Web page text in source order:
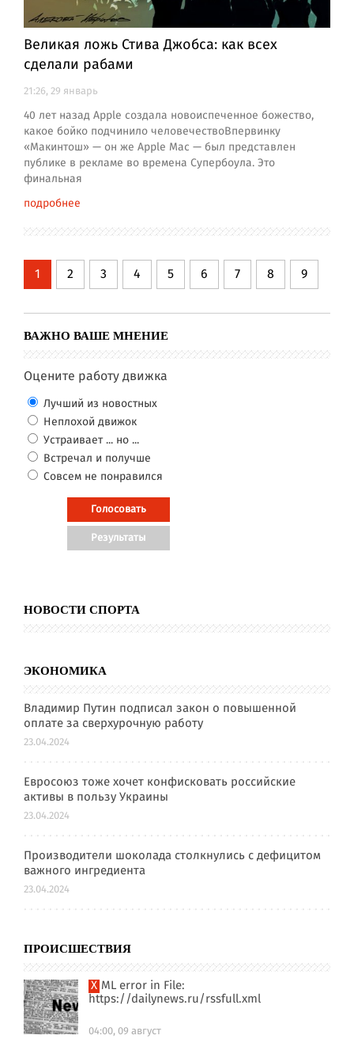
Великая ложь Стива Джобса: как всех
сделали рабами
21:26, 29 январь
40 лет назад Apple создала новоиспеченное божество,
какое бойко подчинило человечествоВпервинку
«Макинтош» — он же Apple Mac — был представлен
публике в рекламе во времена Супербоула. Это
финальная
подробнее
1 2 3 4 5 6 7 8 9
ВАЖНО ВАШЕ МНЕНИЕ
Оцените работу движка
Лучший из новостных
Неплохой движок
Устраивает ... но ...
Встречал и получше
Совсем не понравился
НОВОСТИ СПОРТА
ЭКОНОМИКА
Владимир Путин подписал закон о повышенной
оплате за сверхурочную работу
23.04.2024
Евросоюз тоже хочет конфисковать российские
активы в пользу Украины
23.04.2024
Производители шоколада столкнулись с дефицитом
важного ингредиента
23.04.2024
ПРОИСШЕСТВИЯ
XML error in File:
https://dailynews.ru/rssfull.xml
04:00, 09 август